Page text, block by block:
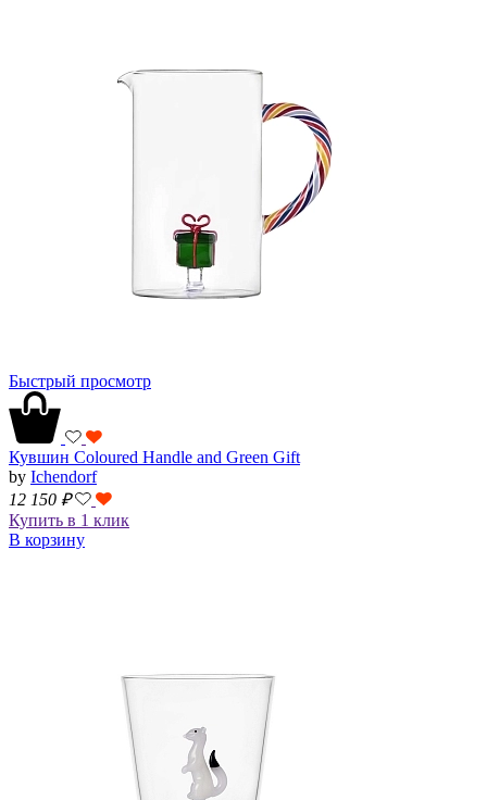
Быстрый просмотр
Кувшин Coloured Handle and Green Gift
by Ichendorf
12 150 ₽
Купить в 1 клик
В корзину